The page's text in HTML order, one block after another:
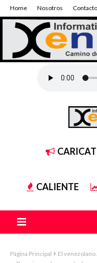
Home Nosotros Contacto
CALIENTE
Página Principal
El